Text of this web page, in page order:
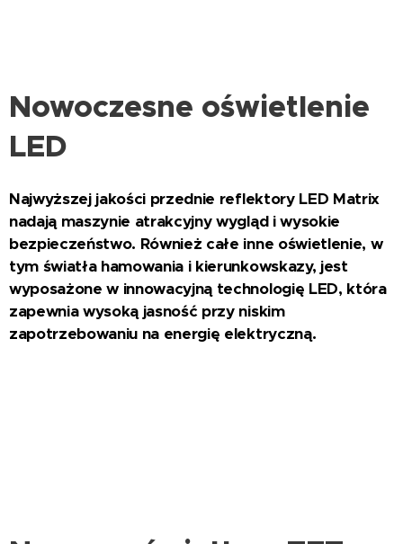
Nowoczesne oświetlenie
LED
Najwyższej jakości przednie reflektory LED Matrix
nadają maszynie atrakcyjny wygląd i wysokie
bezpieczeństwo. Również całe inne oświetlenie, w
tym światła hamowania i kierunkowskazy, jest
wyposażone w innowacyjną technologię LED, która
zapewnia wysoką jasność przy niskim
zapotrzebowaniu na energię elektryczną.